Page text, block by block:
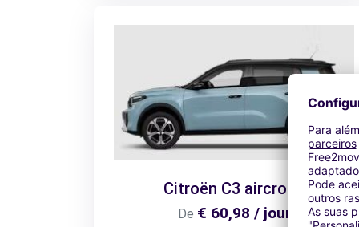
Citroën C3 aircross
De € 60,98 / jour